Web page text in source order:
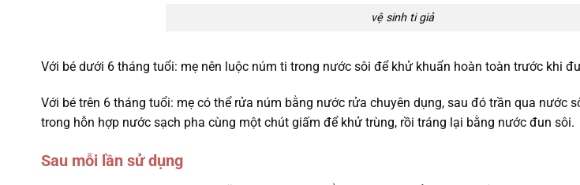
vệ sinh ti giả
Với bé dưới 6 tháng tuổi: mẹ nên luộc núm ti trong nước sôi để khử khuẩn hoàn toàn trước khi
Với bé trên 6 tháng tuổi: mẹ có thể rửa núm bằng nước rửa chuyên dụng, sau đó trần qua nước
trong hỗn hợp nước sạch pha cùng một chút giấm để khử trùng, rồi tráng lại bằng nước đun sôi.
Sau mỗi lần sử dụng